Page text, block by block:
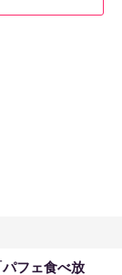
フェ食べ放